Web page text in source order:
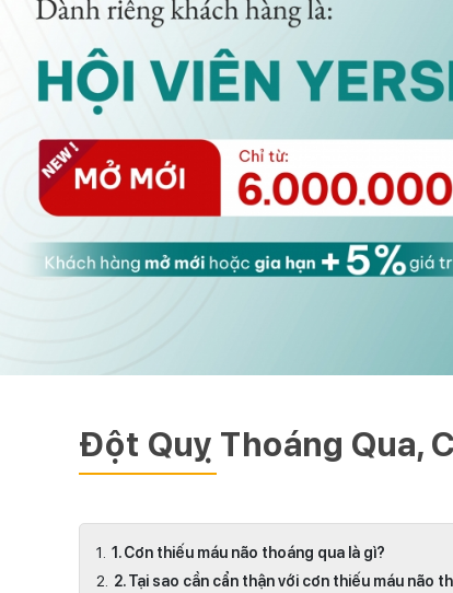
Đột Quỵ Thoáng Qua,
1. Cơn thiếu máu não thoáng qua là gì?
2. Tại sao cần cẩn thận với cơn thiếu máu não